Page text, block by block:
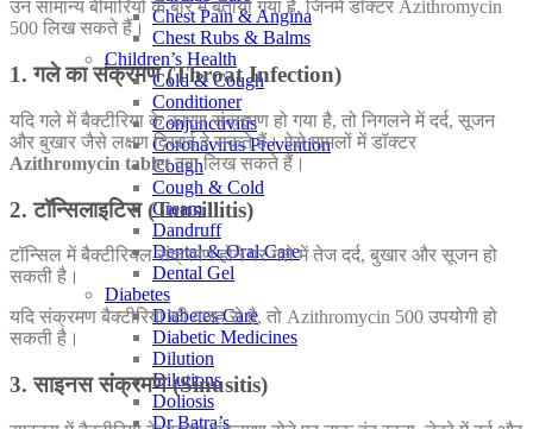
Chest Pain & Angina
Chest Rubs & Balms
Children’s Health
Cold & Cough
Conditioner
Conjunctivitis
Coronavirus Prevention
Cough
Cough & Cold
Cream
Dandruff
Dental & Oral Care
Dental Gel
Diabetes
Diabetes Care
Diabetic Medicines
Dilution
Dilutions
Doliosis
Dr Batra’s
उन सामान्य बीमारियों के बारे में बताया गया है, जिनमें डॉक्टर Azithromycin
500 लिख सकते हैं।
1. गले का संक्रमण (Throat Infection)
यदि गले में बैक्टीरिया के कारण संक्रमण हो गया है, तो निगलने में दर्द, सूजन
और बुखार जैसे लक्षण दिखाई दे सकते हैं। ऐसे मामलों में डॉक्टर
Azithromycin tabletदवा लिख सकते हैं।
2. टॉन्सिलाइटिस (Tonsillitis)
टॉन्सिल में बैक्टीरियल संक्रमण होने पर गले में तेज दर्द, बुखार और सूजन हो
सकती है।
यदि संक्रमण बैक्टीरिया की वजह से है, तो Azithromycin 500 उपयोगी हो
सकती है।
3. साइनस संक्रमण (Sinusitis)